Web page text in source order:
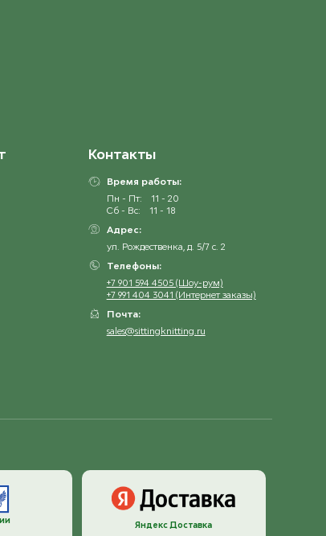
Контакты
Время работы:
Пн - Пт:
11 - 20
Сб - Вс:
11 - 18
Адрес:
ул. Рождественка, д. 5/7 с. 2
Телефоны:
+7 901 594 4505 (Шоу-рум)
+7 991 404 3041 (Интернет заказы)
Почта:
sales@sittingknitting.ru
Яндекс Доставка